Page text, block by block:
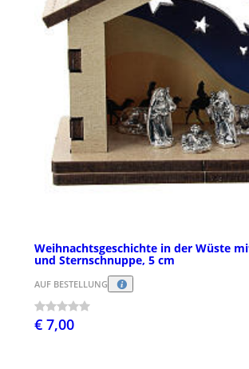
Weihnachtsgeschichte in der Wüste
und Sternschnuppe, 5 cm
AUF BESTELLUNG
€ 7,00